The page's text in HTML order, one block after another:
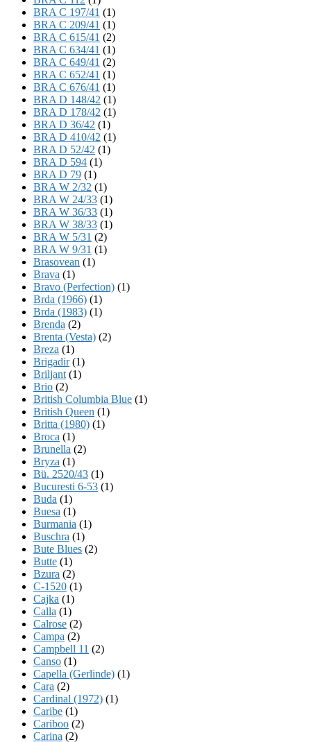
BRA C 197/41 (1)
BRA C 209/41 (1)
BRA C 615/41 (2)
BRA C 634/41 (1)
BRA C 649/41 (2)
BRA C 652/41 (1)
BRA C 676/41 (1)
BRA D 148/42 (1)
BRA D 178/42 (1)
BRA D 36/42 (1)
BRA D 410/42 (1)
BRA D 52/42 (1)
BRA D 594 (1)
BRA D 79 (1)
BRA W 2/32 (1)
BRA W 24/33 (1)
BRA W 36/33 (1)
BRA W 38/33 (1)
BRA W 5/31 (2)
BRA W 9/31 (1)
Brasovean (1)
Brava (1)
Bravo (Perfection) (1)
Brda (1966) (1)
Brda (1983) (1)
Brenda (2)
Brenta (Vesta) (2)
Breza (1)
Brigadir(1)
Briljant (1)
Brio (2)
British Columbia Blue (1)
British Queen (1)
Britta (1980) (1)
Broca (1)
Brunella (2)
Bryza (1)
Bü. 2520/43 (1)
Bucuresti 6-53 (1)
Buda (1)
Buesa (1)
Burmania (1)
Buschra (1)
Bute Blues (2)
Butte (1)
Bzura (2)
C-1520 (1)
Cajka (1)
Calla (1)
Calrose (2)
Campa (2)
Campbell 11 (2)
Canso (1)
Capella (Gerlinde) (1)
Cara (2)
Cardinal (1972) (1)
Caribe (1)
Cariboo (2)
Carina (2)